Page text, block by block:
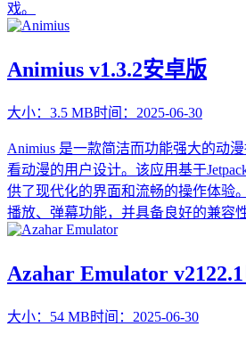
戏。
Animius v1.3.2安卓版
大小： 3.5 MB时间： 2025-06-30
Animius 是一款简洁而功能强大的动
看动漫的用户设计。该应用基于
供了现代化的界面和流畅的操作体验
播放、弹幕功能，并具备良好的兼容
Azahar Emulator
大小： 54 MB时间： 2025-06-30